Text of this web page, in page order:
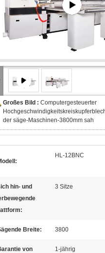
Großes Bild : Computergesteuerter
der säge-Maschinen-3800mm sah
HL-12BNC
hin- und
3 Sitze
Breite: 3800
von
1-jährig